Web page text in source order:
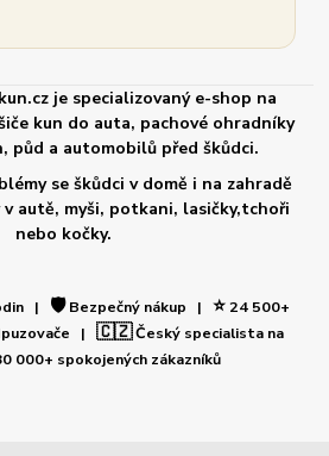
je specializovaný e-shop na
kun do auta, pachové ohradníky
půd a automobilů před škůdci.
se škůdci v domě i na zahradě
v autě, myši, potkani, lasičky,tchoři
nebo kočky.
| 🛡️Bezpečný nákup | ⭐24 500+
| 🇨🇿Český specialista na
000+ spokojených zákazníků